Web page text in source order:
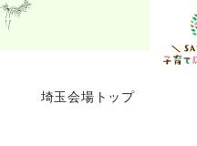
埼玉会場トップ